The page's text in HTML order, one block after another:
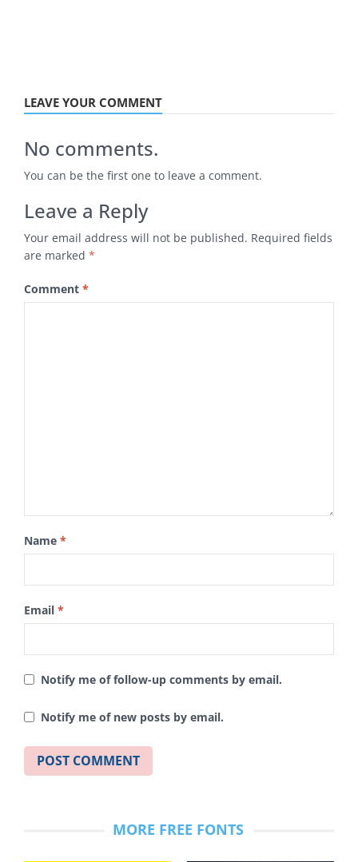
LEAVE YOUR COMMENT
No comments.
You can be the first one to leave a comment.
Leave a Reply
Your email address will not be published. Required fields
are marked *
Comment *
Name *
Email *
Notify me of follow-up comments by email.
Notify me of new posts by email.
MORE FREE FONTS